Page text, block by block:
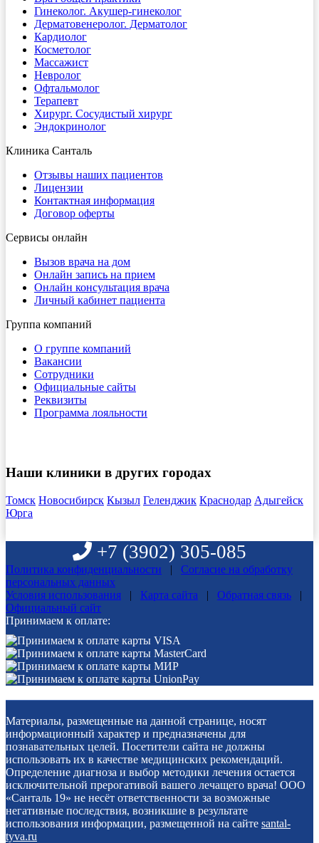
Гинеколог. Акушер-гинеколог
Дерматовенеролог. Дерматолог
Кардиолог
Косметолог
Массажист
Невролог
Офтальмолог
Терапевт
Хирург. Сосудистый хирург
Эндокринолог
Клиника Санталь
Отзывы наших пациентов
Лицензии
Контактная информация
Договор оферты
Сервисы онлайн
Вызов врача на дом
Онлайн запись на прием
Онлайн консультация врача
Личный кабинет пациента
Группа компаний
О группе компаний
Вакансии
Сотрудники
Официальные сайты
Реквизиты
Программа лояльности
Наши клиники в других городах
Томск Новосибирск Кызыл Геленджик Краснодар Адыгейск
Юрга
+7 (3902) 305-085
Политика конфиденциальности |
Согласие на обработку
персональных данных
Условия использования
| Карта сайта | Обратная связь
|
Официальный сайт
Принимаем к оплате:
Материалы, размещенные на данной странице, носят
информационный характер и предназначены для
познавательных целей. Посетители сайта не должны
использовать их в качестве медицинских рекомендаций.
Определение диагноза и выбор методики лечения остается
исключительной прерогативой вашего лечащего врача! ООО
«Санталь 19» не несёт ответственности за возможные
негативные последствия, возникшие в результате
использования информации, размещенной на сайте santal-
tyva.ru